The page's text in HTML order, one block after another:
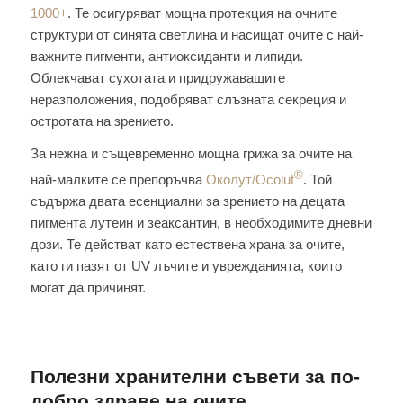
1000+. Те осигуряват мощна протекция на очните
структури от синята светлина и насищат очите с най-
важните пигменти, антиоксиданти и липиди.
Облекчават сухотата и придружаващите
неразположения, подобряват слъзната секреция и
остротата на зрението.
За нежна и същевременно мощна грижа за очите на
най-малките се препоръчва Околут/Ocolut®. Той
съдържа двата есенциални за зрението на децата
пигмента лутеин и зеаксантин, в необходимите дневни
дози. Те действат като естествена храна за очите,
като ги пазят от UV лъчите и уврежданията, които
могат да причинят.
Полезни хранителни съвети за по-